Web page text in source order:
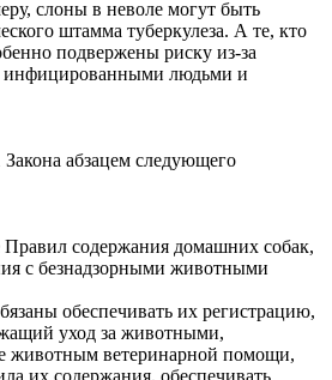
слоны в неволе могут быть
штамма туберкулеза. А те, кто
подвержены риску из-за
инфицированными людьми и
Закона абзацем следующего
Правил содержания домашних собак,
с безнадзорными животными
обеспечивать их регистрацию,
уход за животными,
животным ветеринарной помощи,
их содержания, обеспечивать